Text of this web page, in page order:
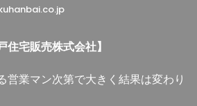
宅販売株式会社】
営業マン次第で大きく結果は変わり